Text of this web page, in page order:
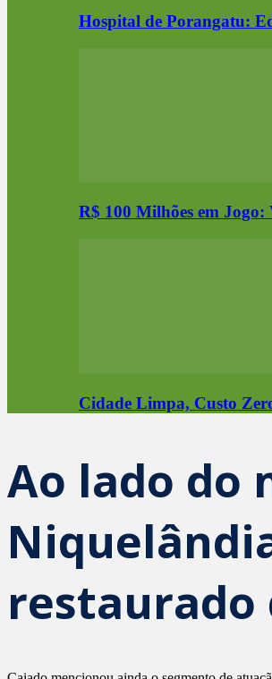
Hospital de Porangatu:
R$ 100 Milhões em
Cidade Limpa, Custo
Ao lado do
restaurado